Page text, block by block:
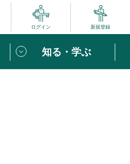
ログイン 新規登録
知る・学ぶ